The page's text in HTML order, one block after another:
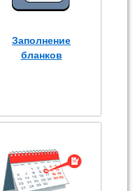
Заполнение
бланков